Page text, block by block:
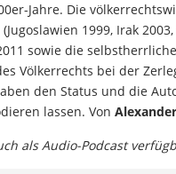
Jahre. Die
1999, Irak
sowie die selbstherrliche
Völkerrechts bei der
den Status und die
lassen. Von
als Audio-Podcast